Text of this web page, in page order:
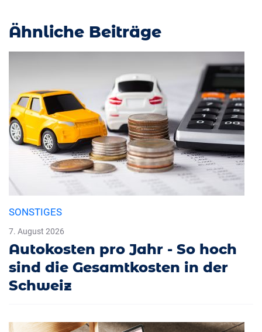
Ähnliche Beiträge
SONSTIGES
7. August 2026
Autokosten pro Jahr - So hoch
sind die Gesamtkosten in der
Schweiz